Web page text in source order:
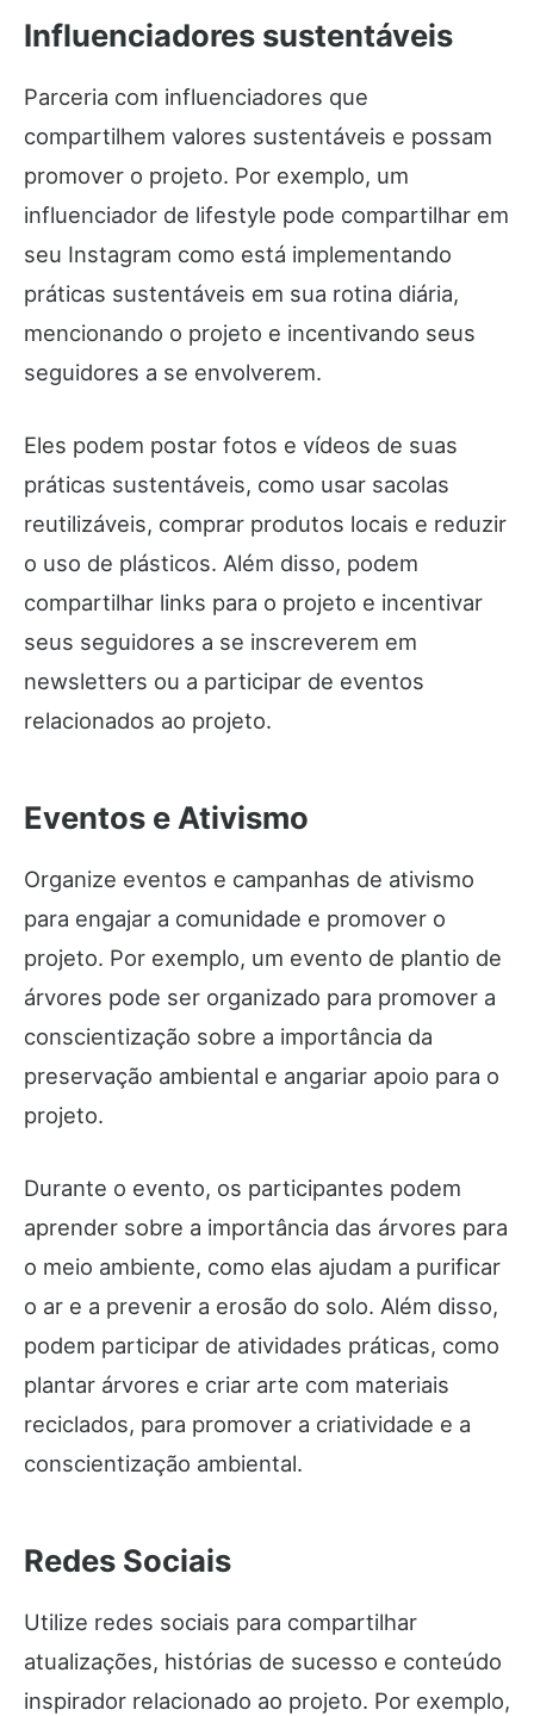
Influenciadores sustentáveis
Parceria com influenciadores que
compartilhem valores sustentáveis e possam
promover o projeto. Por exemplo, um
influenciador de lifestyle pode compartilhar em
seu Instagram como está implementando
práticas sustentáveis em sua rotina diária,
mencionando o projeto e incentivando seus
seguidores a se envolverem.
Eles podem postar fotos e vídeos de suas
práticas sustentáveis, como usar sacolas
reutilizáveis, comprar produtos locais e reduzir
o uso de plásticos. Além disso, podem
compartilhar links para o projeto e incentivar
seus seguidores a se inscreverem em
newsletters ou a participar de eventos
relacionados ao projeto.
Eventos e Ativismo
Organize eventos e campanhas de ativismo
para engajar a comunidade e promover o
projeto. Por exemplo, um evento de plantio de
árvores pode ser organizado para promover a
conscientização sobre a importância da
preservação ambiental e angariar apoio para o
projeto.
Durante o evento, os participantes podem
aprender sobre a importância das árvores para
o meio ambiente, como elas ajudam a purificar
o ar e a prevenir a erosão do solo. Além disso,
podem participar de atividades práticas, como
plantar árvores e criar arte com materiais
reciclados, para promover a criatividade e a
conscientização ambiental.
Redes Sociais
Utilize redes sociais para compartilhar
atualizações, histórias de sucesso e conteúdo
inspirador relacionado ao projeto. Por exemplo,